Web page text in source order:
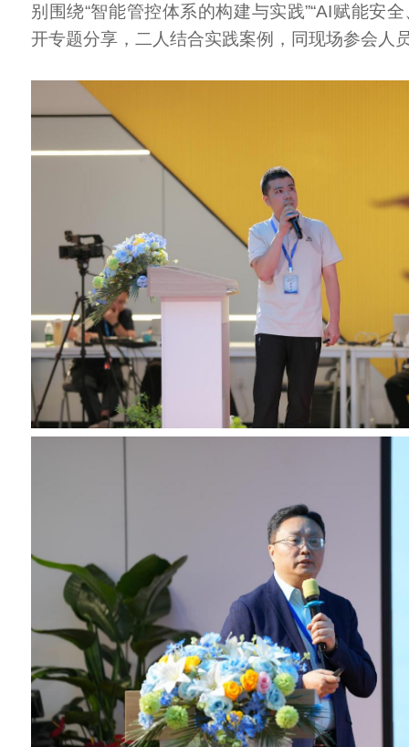
别围绕“智能管控体系的构建与实践”“AI赋能安
开专题分享，二人结合实践案例，同现场参会人